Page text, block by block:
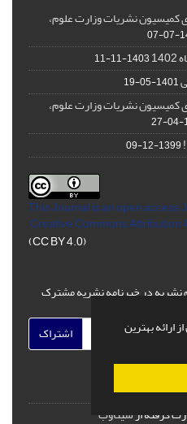
ارائه بهترین
کمیسیون نشریات وزارت علوم،
1403-11-11
1401-05-19
کمیسیون نشریات وزارت علوم،
1399-12-09
This Journal is an open access
Creative Commons
(CC BY 4.0)
نشریه در خبرنامه نشریه مشترک
اشتراک
گرفته ازسیناوب